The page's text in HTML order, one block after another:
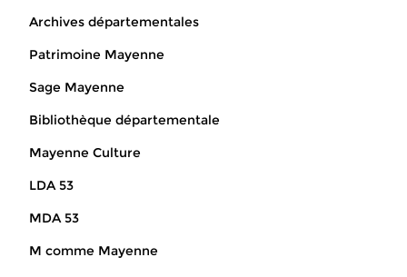
Archives départementales
Patrimoine Mayenne
Sage Mayenne
Bibliothèque départementale
Mayenne Culture
LDA 53
MDA 53
M comme Mayenne